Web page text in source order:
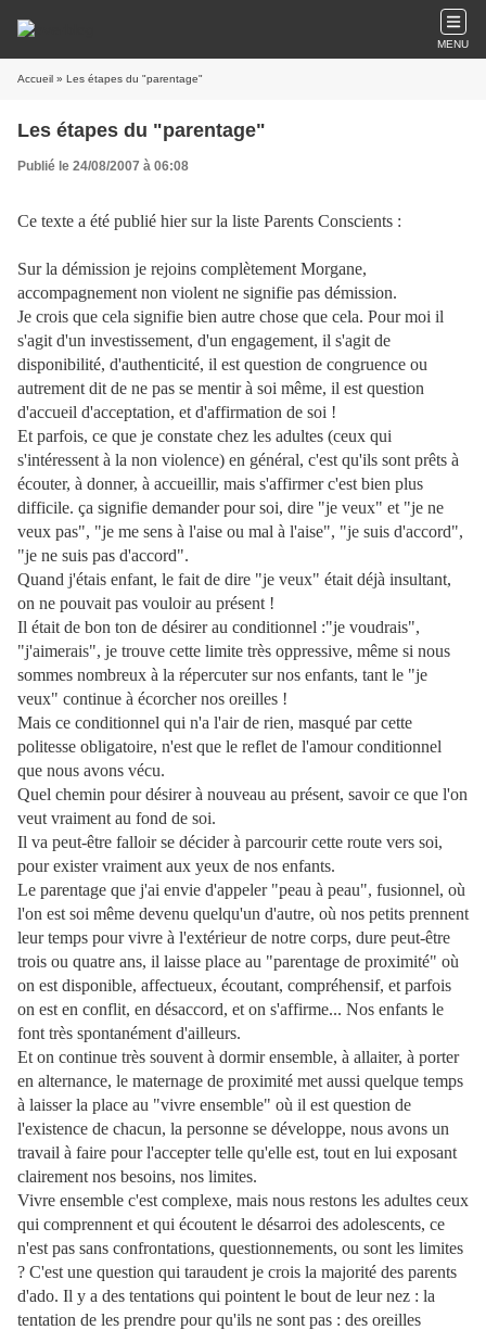
MENU
Accueil » Les étapes du "parentage"
Les étapes du "parentage"
Publié le 24/08/2007 à 06:08
Ce texte a été publié hier sur la liste Parents Conscients :
Sur la démission je rejoins complètement Morgane,
accompagnement non violent ne signifie pas démission.
Je crois que cela signifie bien autre chose que cela. Pour moi il
s'agit d'un investissement, d'un engagement, il s'agit de
disponibilité, d'authenticité, il est question de congruence ou
autrement dit de ne pas se mentir à soi même, il est question
d'accueil d'acceptation, et d'affirmation de soi !
Et parfois, ce que je constate chez les adultes (ceux qui
s'intéressent à la non violence) en général, c'est qu'ils sont prêts à
écouter, à donner, à accueillir, mais s'affirmer c'est bien plus
difficile. ça signifie demander pour soi, dire "je veux" et "je ne
veux pas", "je me sens à l'aise ou mal à l'aise", "je suis d'accord",
"je ne suis pas d'accord".
Quand j'étais enfant, le fait de dire "je veux" était déjà insultant,
on ne pouvait pas vouloir au présent !
Il était de bon ton de désirer au conditionnel :"je voudrais",
"j'aimerais", je trouve cette limite très oppressive, même si nous
sommes nombreux à la répercuter sur nos enfants, tant le "je
veux" continue à écorcher nos oreilles !
Mais ce conditionnel qui n'a l'air de rien, masqué par cette
politesse obligatoire, n'est que le reflet de l'amour conditionnel
que nous avons vécu.
Quel chemin pour désirer à nouveau au présent, savoir ce que l'on
veut vraiment au fond de soi.
Il va peut-être falloir se décider à parcourir cette route vers soi,
pour exister vraiment aux yeux de nos enfants.
Le parentage que j'ai envie d'appeler "peau à peau", fusionnel, où
l'on est soi même devenu quelqu'un d'autre, où nos petits prennent
leur temps pour vivre à l'extérieur de notre corps, dure peut-être
trois ou quatre ans, il laisse place au "parentage de proximité" où
on est disponible, affectueux, écoutant, compréhensif, et parfois
on est en conflit, en désaccord, et on s'affirme... Nos enfants le
font très spontanément d'ailleurs.
Et on continue très souvent à dormir ensemble, à allaiter, à porter
en alternance, le maternage de proximité met aussi quelque temps
à laisser la place au "vivre ensemble" où il est question de
l'existence de chacun, la personne se développe, nous avons un
travail à faire pour l'accepter telle qu'elle est, tout en lui exposant
clairement nos besoins, nos limites.
Vivre ensemble c'est complexe, mais nous restons les adultes ceux
qui comprennent et qui écoutent le désarroi des adolescents, ce
n'est pas sans confrontations, questionnements, ou sont les limites
? C'est une question qui taraudent je crois la majorité des parents
d'ado. Il y a des tentations qui pointent le bout de leur nez : la
tentation de les prendre pour qu'ils ne sont pas : des oreilles